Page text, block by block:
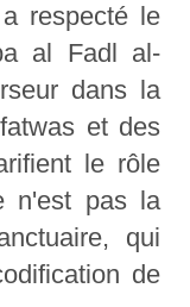
respecté le
al Fadl al-
dans la
et des
le rôle
n'est pas la
qui
de